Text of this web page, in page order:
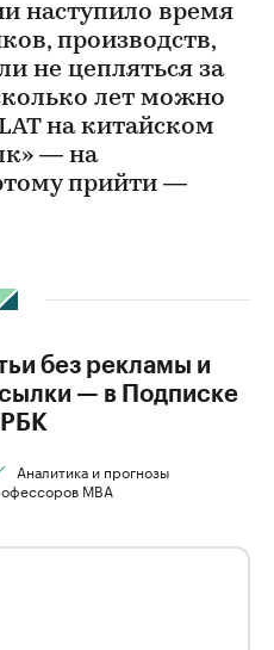
наступило время
производств,
не цепляться за
лет можно
на китайском
— на
прийти —
без рекламы и
— в Подписке
РБК
Аналитика и прогнозы
MBA